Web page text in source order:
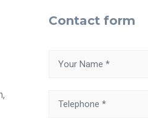
Contact form